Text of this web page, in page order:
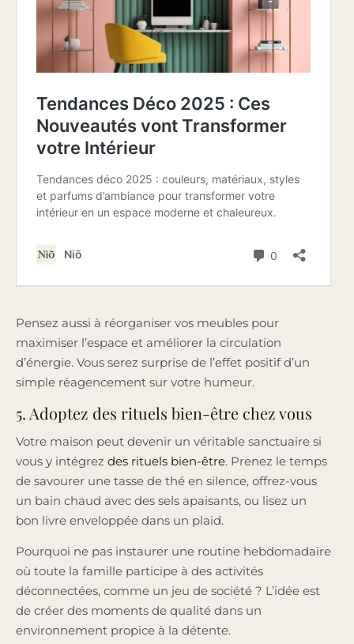
Pensez aussi à réorganiser vos meubles pour
maximiser l’espace et améliorer la circulation
d’énergie. Vous serez surprise de l’effet positif d’un
simple réagencement sur votre humeur.
5. Adoptez des rituels bien-être chez vous
Votre maison peut devenir un véritable sanctuaire si
vous y intégrez des rituels bien-être. Prenez le temps
de savourer une tasse de thé en silence, offrez-vous
un bain chaud avec des sels apaisants, ou lisez un
bon livre enveloppée dans un plaid.
Pourquoi ne pas instaurer une routine hebdomadaire
où toute la famille participe à des activités
déconnectées, comme un jeu de société ? L’idée est
de créer des moments de qualité dans un
environnement propice à la détente.